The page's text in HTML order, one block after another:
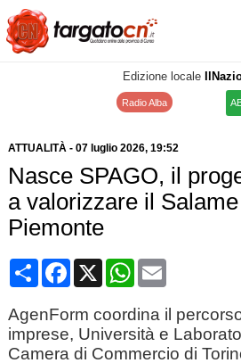
Edizione locale
Radio Alba
ATTUALITÀ- 07 luglio 2026, 19:52
Nasce SPAGO, il
a valorizzare il
Piemonte
CondividiFacebook
X WhatsApp
Email
AgenForm coordina il
imprese, Università e
Camera di Commercio di